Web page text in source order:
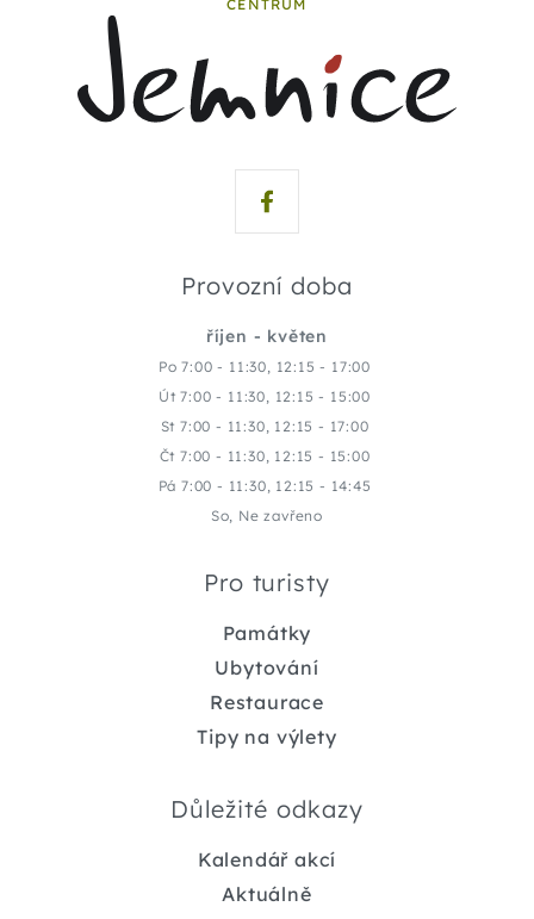
CENTRUM
Provozní doba
říjen - květen
Po 7:00 - 11:30, 12:15 - 17:00
Út 7:00 - 11:30, 12:15 - 15:00
St 7:00 - 11:30, 12:15 - 17:00
Čt 7:00 - 11:30, 12:15 - 15:00
Pá 7:00 - 11:30, 12:15 - 14:45
So, Ne zavřeno
Pro turisty
Památky
Ubytování
Restaurace
Tipy na výlety
Důležité odkazy
Kalendář akcí
Aktuálně